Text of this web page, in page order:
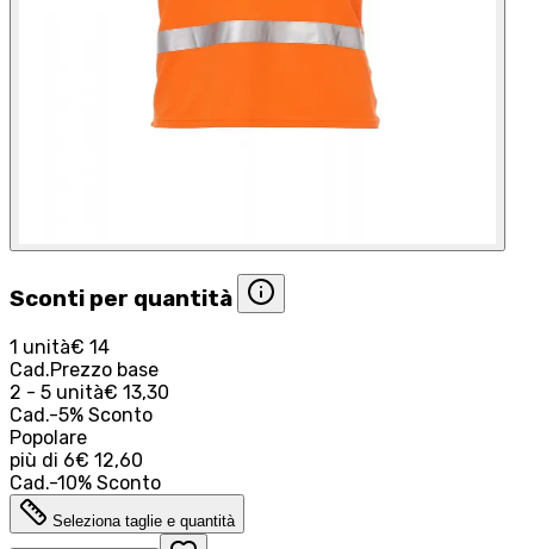
Sconti per quantità
1 unità€ 14
Cad.Prezzo base
2 - 5 unità€ 13,30
Cad.-5% Sconto
Popolare
più di 6€ 12,60
Cad.-10% Sconto
Seleziona taglie e quantità